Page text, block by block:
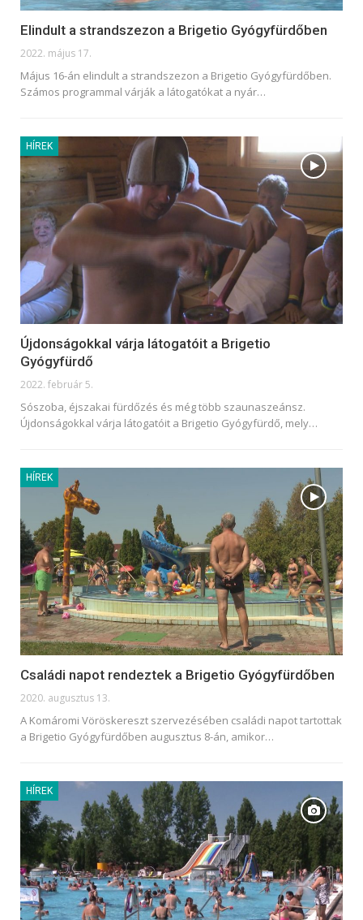
Elindult a strandszezon a Brigetio Gyógyfürdőben
2022. május 17.
Május 16-án elindult a strandszezon a Brigetio Gyógyfürdőben.
Számos programmal várják a látogatókat a nyár…
HÍREK
Újdonságokkal várja látogatóit a Brigetio
Gyógyfürdő
2022. február 5.
Sószoba, éjszakai fürdőzés és még több szaunaszeánsz.
Újdonságokkal várja látogatóit a Brigetio Gyógyfürdő, mely…
HÍREK
Családi napot rendeztek a Brigetio Gyógyfürdőben
2020. augusztus 13.
A Komáromi Vöröskereszt szervezésében családi napot tartottak
a Brigetio Gyógyfürdőben augusztus 8-án, amikor…
HÍREK